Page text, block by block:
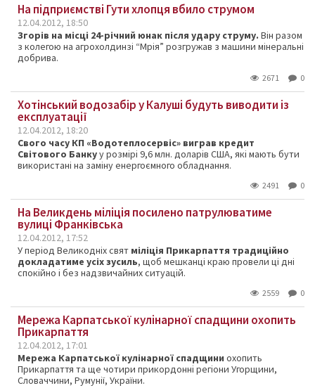
На підприємстві Гути хлопця вбило струмом
12.04.2012, 18:50
Згорів на місці 24-річний юнак після удару струму. Він разом
з колегою на агрохолдинзі “Мрія” розгружав з машини мінеральні
добрива.
2671 0
Хотінський водозабір у Калуші будуть виводити із
експлуатації
12.04.2012, 18:20
Свого часу КП «Водотеплосервіс» виграв кредит
Світового Банкуу розмірі 9,6 млн. доларів США, які мають бути
використані на заміну енергоємного обладнання.
2491 0
На Великдень міліція посилено патрулюватиме
вулиці Франківська
12.04.2012, 17:52
У період Великодніх свят міліція Прикарпаття традиційно
докладатиме усіх зусиль, щоб мешканці краю провели ці дні
спокійно і без надзвичайних ситуацій.
2559 0
Мережа Карпатської кулінарної спадщини охопить
Прикарпаття
12.04.2012, 17:01
Мережа Карпатської кулінарної спадщини охопить
Прикарпаття та ще чотири прикордонні регіони Угорщини,
Словаччини, Румунії, України.